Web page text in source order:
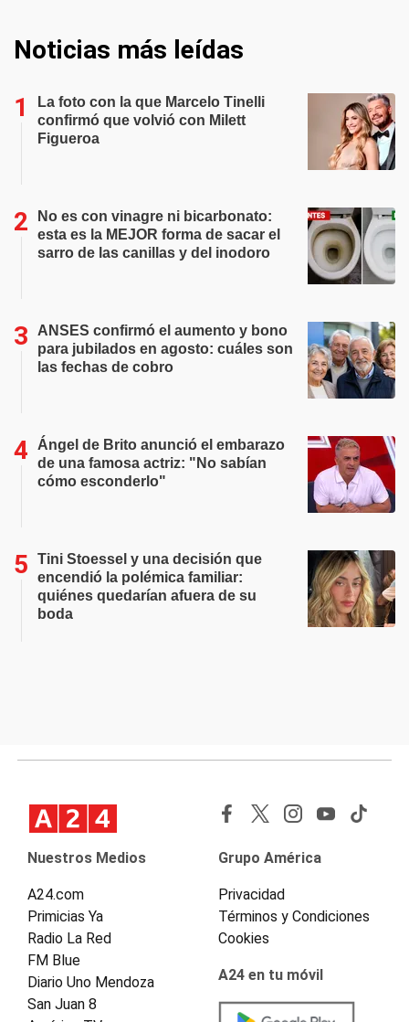
Noticias más leídas
La foto con la que Marcelo Tinelli
confirmó que volvió con Milett
Figueroa
No es con vinagre ni bicarbonato:
esta es la MEJOR forma de sacar el
sarro de las canillas y del inodoro
ANSES confirmó el aumento y bono
para jubilados en agosto: cuáles son
las fechas de cobro
Ángel de Brito anunció el embarazo
de una famosa actriz: "No sabían
cómo esconderlo"
Tini Stoessel y una decisión que
encendió la polémica familiar:
quiénes quedarían afuera de su
boda
Nuestros Medios
A24.com
Primicias Ya
Radio La Red
FM Blue
Diario Uno Mendoza
San Juan 8
Grupo América
Privacidad
Términos y Condiciones
Cookies
A24 en tu móvil